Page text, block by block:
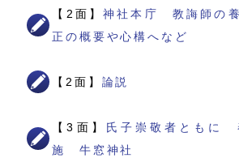
【2面】神社本庁 教誨師の
正の概要や心構へなど
【2面】 論説
【3面】 氏子崇敬者ともに
施 牛窓神社